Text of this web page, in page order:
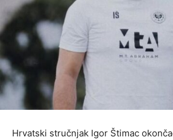
Hrvatski stručnjak Igor Štimac